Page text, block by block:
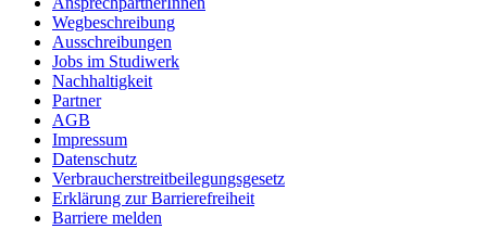
Wegbeschreibung
Ausschreibungen
Jobs im Studiwerk
Nachhaltigkeit
Partner
AGB
Impressum
Datenschutz
Verbraucherstreitbeilegungsgesetz
Erklärung zur Barrierefreiheit
Barriere melden